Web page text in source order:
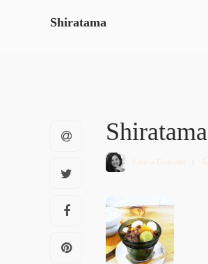
Shiratama
Shiratama
Letícia Diethelm